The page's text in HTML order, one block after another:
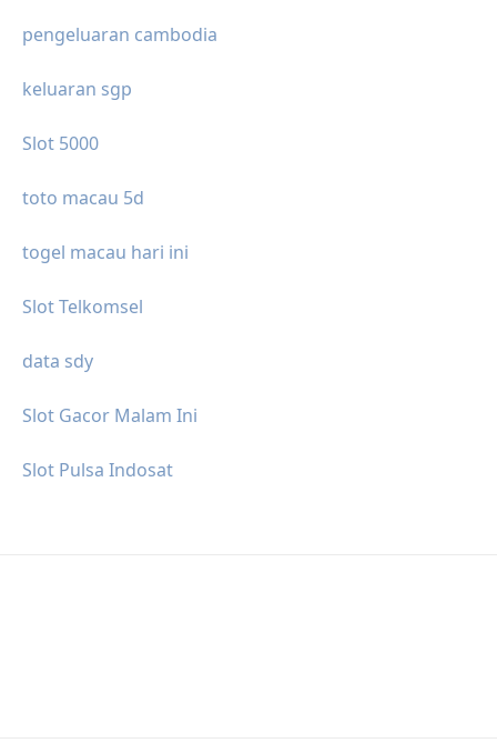
pengeluaran cambodia
keluaran sgp
Slot 5000
toto macau 5d
togel macau hari ini
Slot Telkomsel
data sdy
Slot Gacor Malam Ini
Slot Pulsa Indosat